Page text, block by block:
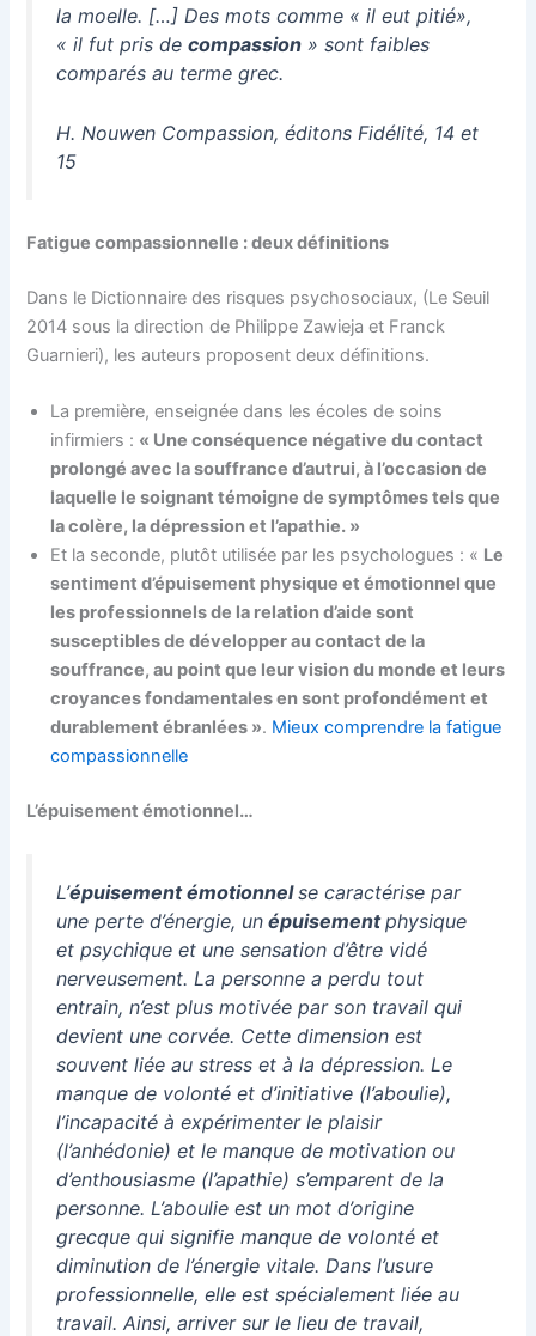
la moelle. […] Des mots comme « il eut pitié»,
« il fut pris decompassion » sont faibles
comparés au terme grec.
H. Nouwen Compassion, éditons Fidélité, 14 et
15
Fatigue compassionnelle : deux définitions
Dans le Dictionnaire des risques psychosociaux, (Le Seuil
2014 sous la direction de Philippe Zawieja et Franck
Guarnieri), les auteurs proposent deux définitions.
La première, enseignée dans les écoles de soins
infirmiers : « Une conséquence négative du contact
prolongé avec la souffrance d’autrui, à l’occasion de
laquelle le soignant témoigne de symptômes tels que
la colère, la dépression et l’apathie. »
Et la seconde, plutôt utilisée par les psychologues : « Le
sentiment d’épuisement physique et émotionnel que
les professionnels de la relation d’aide sont
susceptibles de développer au contact de la
souffrance, au point que leur vision du monde et leurs
croyances fondamentales en sont profondément et
durablement ébranlées ». Mieux comprendre la fatigue
compassionnelle
L’épuisement émotionnel…
L’épuisement émotionnelse caractérise par
une perte d’énergie, un épuisementphysique
et psychique et une sensation d’être vidé
nerveusement. La personne a perdu tout
entrain, n’est plus motivée par son travail qui
devient une corvée. Cette dimension est
souvent liée au stress et à la dépression. Le
manque de volonté et d’initiative (l’aboulie),
l’incapacité à expérimenter le plaisir
(l’anhédonie) et le manque de motivation ou
d’enthousiasme (l’apathie) s’emparent de la
personne. L’aboulie est un mot d’origine
grecque qui signifie manque de volonté et
diminution de l’énergie vitale. Dans l’usure
professionnelle, elle est spécialement liée au
travail. Ainsi, arriver sur le lieu de travail,